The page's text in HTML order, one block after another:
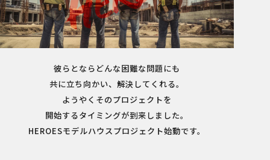
彼らとならどんな困難な問題にも
共に立ち向かい、解決してくれる。
ようやくそのプロジェクトを
開始するタイミングが到来しました。
HEROESモデルハウスプロジェクト始動です。